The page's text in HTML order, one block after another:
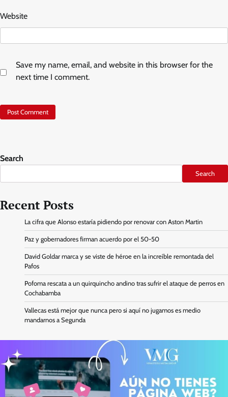
Website
Save my name, email, and website in this browser for the
next time I comment.
Search
Search
Recent Posts
La cifra que Alonso estaría pidiendo por renovar con Aston Martin
Paz y gobernadores firman acuerdo por el 50-50
David Goldar marca y se viste de héroe en la increíble remontada del
Pafos
Pofoma rescata a un quirquincho andino tras sufrir el ataque de perros en
Cochabamba
Vallecas está mejor que nunca pero si aquí no jugamos es medio
mandarnos a Segunda